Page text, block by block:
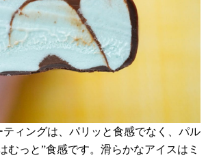
ティングは、パリッと食感でなく、パル
むっと”食感です。滑らかなアイスはミ